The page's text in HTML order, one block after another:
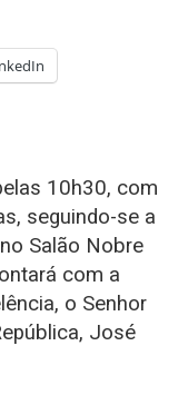
10h30, com
seguindo-se a
Salão Nobre
com a
o Senhor
José